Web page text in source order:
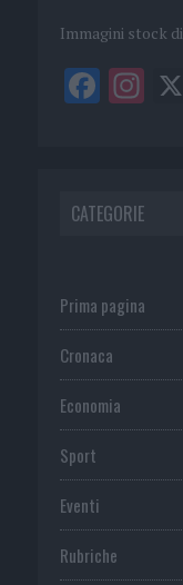
Immagini stock di
CATEGORIE
Prima pagina
Cronaca
Economia
Sport
Eventi
Rubriche